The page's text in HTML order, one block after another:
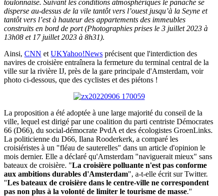
toulonnaise. Suivant les conditions atmosphériques le panache se
disperse au-dessus de la vile tantôt vers l’ouest jusqu’à la Seyne et
tantôt vers l’est à hauteur des appartements des immeubles
construits en bord de port (Photographies prises le 3 juillet 2023 à
13h08 et 17 juillet 2023 à 8h31).
Ainsi, CNN et UKYahoo!News précisent que l'interdiction des
navires de croisière entraînera la fermeture du terminal central de la
ville sur la rivière IJ, près de la gare principale d'Amsterdam, voir
photo ci-dessous, que des cyclistes et des piétons !
La proposition a été adoptée à une large majorité du conseil de la
ville, lequel est dirigé par une coalition du parti centriste Démocrates
66 (D66), du social-démocrate PvdA et des écologistes GroenLinks.
La politicienne du D66, Ilana Rooderkerk, a comparé les
croisiéristes à un "fléau de sauterelles" dans un article d'opinion le
mois dernier. Elle a déclaré qu'Amsterdam "naviguerait mieux" sans
bateaux de croisière. "La croisière polluante n'est pas conforme
aux ambitions durables d'Amsterdam", a-t-elle écrit sur Twitter.
"Les bateaux de croisière dans le centre-ville ne correspondent
pas non plus à la volonté de limiter le tourisme de masse."